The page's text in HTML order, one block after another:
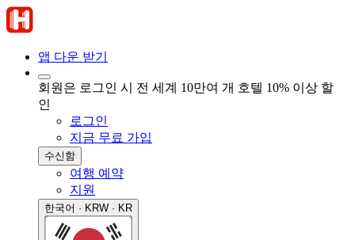
앱 다운 받기
회원은 로그인 시 전 세계 10만여 개 호텔 10% 이상 할
인
로그인
지금 무료 가입
수신함
여행 예약
지원
한국어 · KRW · KR